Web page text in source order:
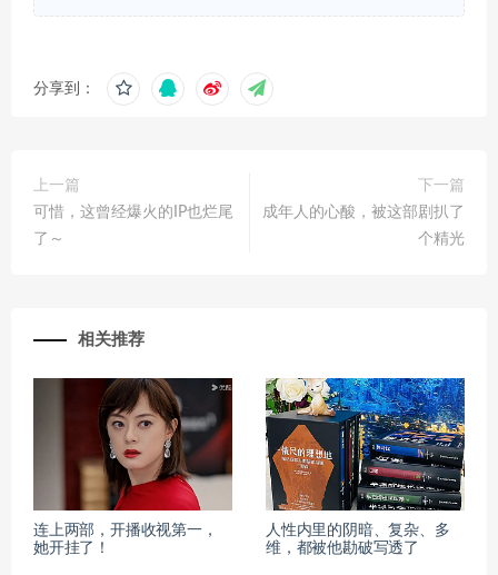
分享到：
上一篇
可惜，这曾经爆火的IP也烂尾
了～
下一篇
成年人的心酸，被这部剧扒了
个精光
相关推荐
连上两部，开播收视第一，
她开挂了！
人性内里的阴暗、复杂、多
维，都被他勘破写透了